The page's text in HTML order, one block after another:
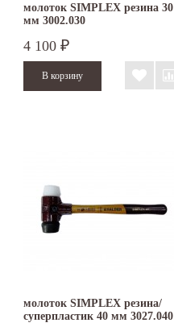
молоток SIMPLEX резина 30
мм 3002.030
4 100 ₽
молоток SIMPLEX резина/
суперпластик 40 мм 3027.040